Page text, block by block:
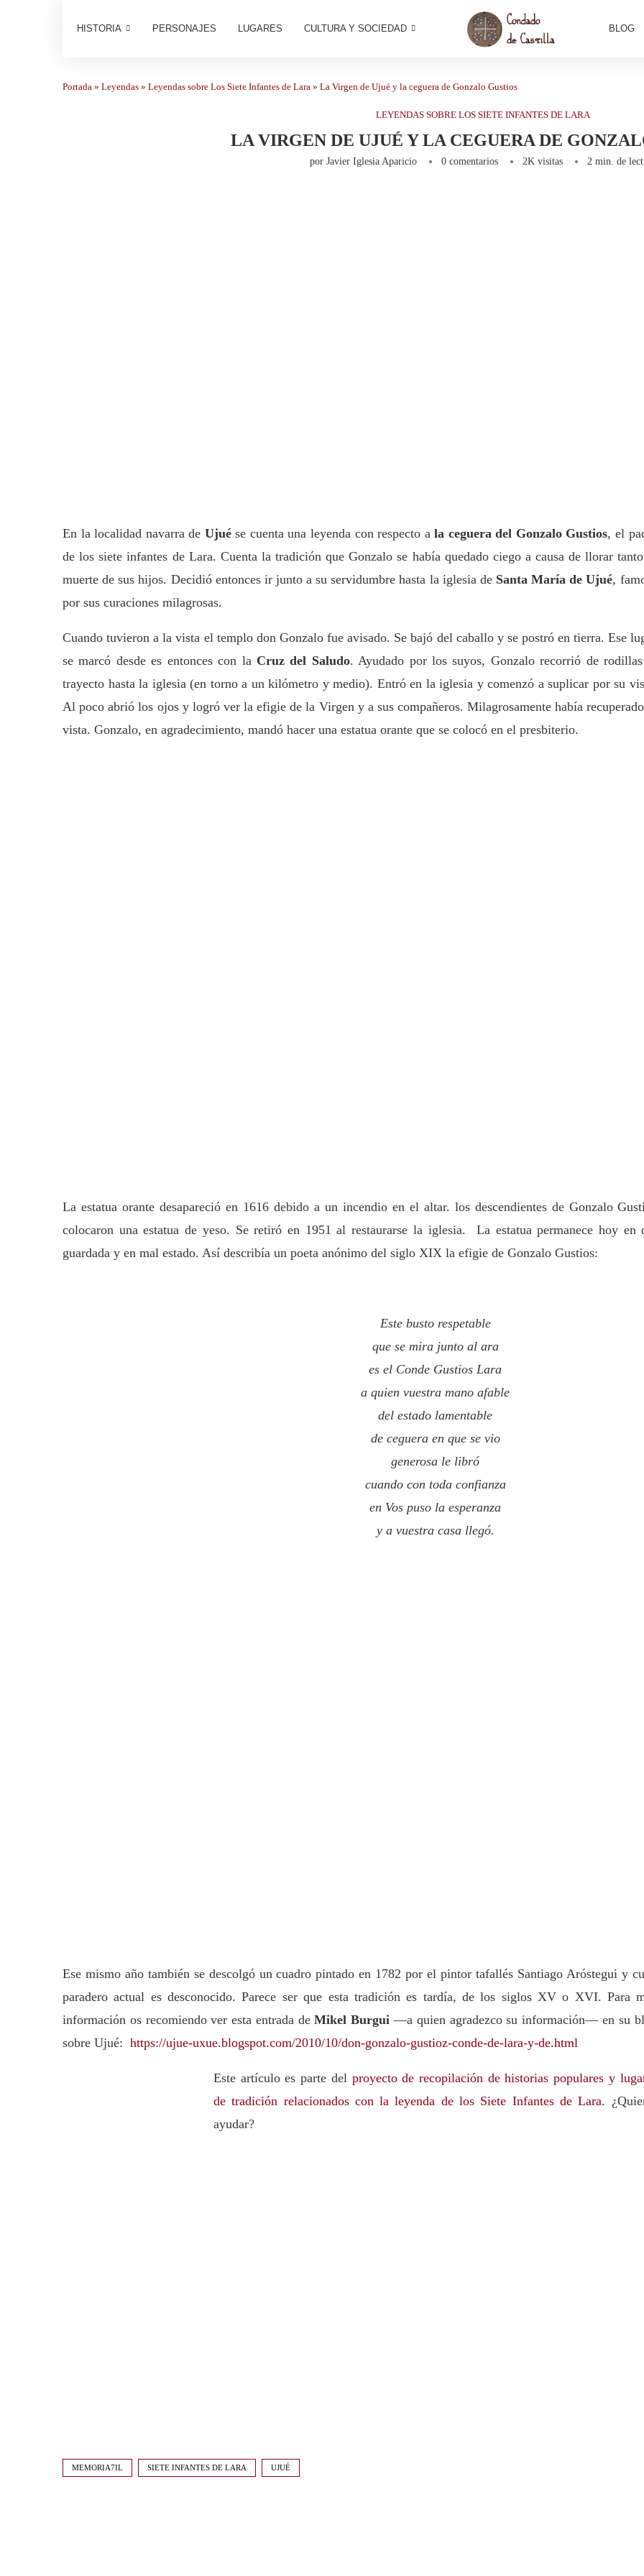
HISTORIA PERSONAJES LUGARES CULTURA Y SOCIEDAD BLOG
Portada » Leyendas » Leyendas sobre Los Siete Infantes de Lara » La Virgen de Ujué y la ceguera de Gonzalo Gustios
LEYENDAS SOBRE LOS SIETE INFANTES DE LARA
LA VIRGEN DE UJUÉ Y LA CEGUERA DE
por Javier Iglesia Aparicio 0 comentarios 2K visitas 2 min. de
En la localidad navarra de Ujuése cuenta una leyenda con respecto ala ceguera del Gonzalo Gustios, el
de los siete infantes de Lara. Cuenta la tradición que Gonzalo se había quedado ciego a causa de llorar
muerte de sus hijos. Decidió entonces ir junto a su servidumbre hasta la iglesia de Santa María de Ujué,
por sus curaciones milagrosas.
Cuando tuvieron a la vista el templo don Gonzalo fue avisado. Se bajó del caballo y se postró en tierra. Ese
se marcó desde es entonces con la Cruz del Saludo. Ayudado por los suyos, Gonzalo recorrió de
trayecto hasta la iglesia (en torno a un kilómetro y medio). Entró en la iglesia y comenzó a suplicar por su
Al poco abrió los ojos y logró ver la efigie de la Virgen y a sus compañeros. Milagrosamente había
vista. Gonzalo, en agradecimiento, mandó hacer una estatua orante que se colocó en el presbiterio.
La estatua orante desapareció en 1616 debido a un incendio en el altar. los descendientes de Gonzalo
colocaron una estatua de yeso. Se retiró en 1951 al restaurarse la iglesia. La estatua permanece hoy en
guardada y en mal estado. Así describía un poeta anónimo del siglo XIX la efigie de Gonzalo Gustios:
Este busto respetable
que se mira junto al ara
es el Conde Gustios Lara
a quien vuestra mano afable
del estado lamentable
de ceguera en que se vio
generosa le libró
cuando con toda confianza
en Vos puso la esperanza
y a vuestra casa llegó.
Ese mismo año también se descolgó un cuadro pintado en 1782 por el pintor tafallés Santiago Aróstegui y
paradero actual es desconocido. Parece ser que esta tradición es tardía, de los siglos XV o XVI. Para
información os recomiendo ver esta entrada deMikel Burgui —a quien agradezco su información— en su
sobre Ujué: https://ujue-uxue.blogspot.com/2010/10/don-gonzalo-gustioz-conde-de-lara-y-de.html
Este artículo es parte del proyecto de recopilación de historias populares y
de tradición relacionados con la leyenda de los Siete Infantes de Lara.
ayudar?
MEMORIA7IL SIETE INFANTES DE LARA UJUÉ